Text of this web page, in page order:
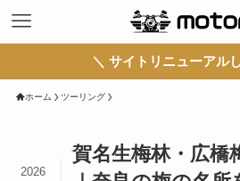
＼ サイトリニューアル
ホーム ツーリング
賀名生梅林・広橋
2026